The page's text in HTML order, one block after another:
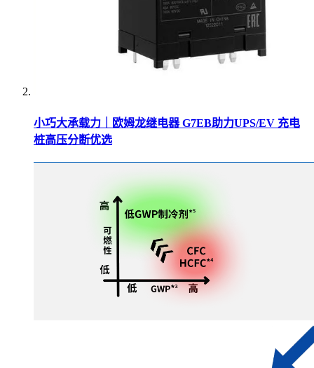
小巧大承载力｜欧姆龙继电器 G7EB助力UPS/EV 充电
桩高压分断优选